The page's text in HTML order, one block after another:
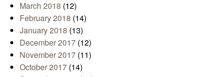
March 2018 (12)
February 2018 (14)
January 2018 (13)
December 2017 (12)
November 2017 (11)
October 2017 (14)